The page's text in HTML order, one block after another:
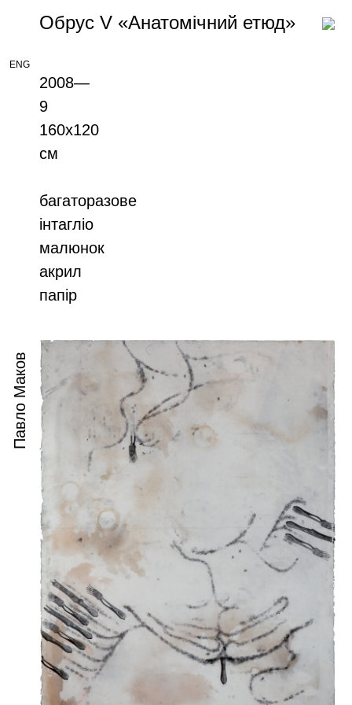
Обрус V «Анатомічний етюд»
ENG
Павло Маков
2008—
9
160х120
см
багаторазове
інтагліо
малюнок
акрил
папір